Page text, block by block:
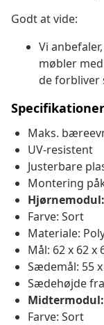
Godt at vide:
Vi
møbler
de forbliver
Specifikationer
Maks.
UV-resistent
Justerbare
Montering
Hjørnemodul:
Farve: Sort
Materiale:
Mål: 62 x 62 x
Sædemål: 55
Sædehøjde
Midtermodul:
Farve: Sort